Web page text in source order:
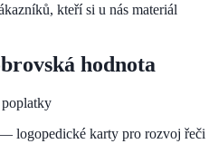
kteří si u nás materiál
hodnota
poplatky
logopedické karty pro rozvoj řeči